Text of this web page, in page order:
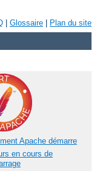
Glossaire Plan du site
Apache démarre
en cours de